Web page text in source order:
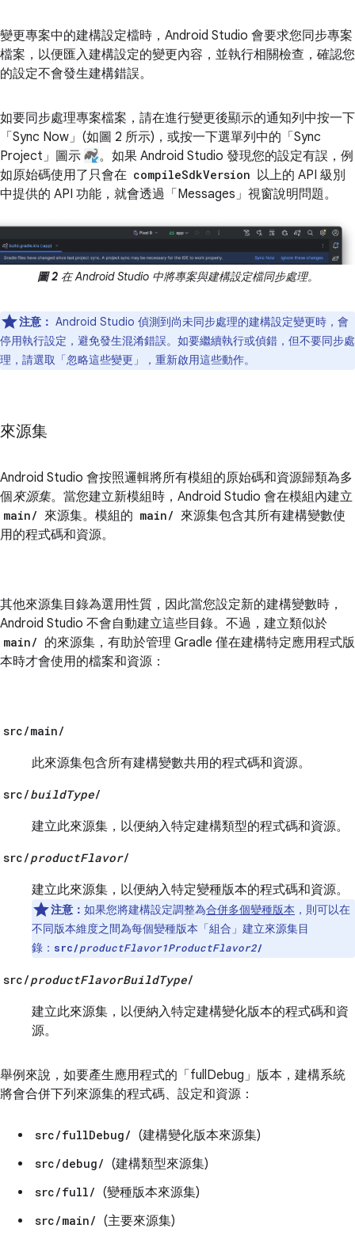
變更專案中的建構設定檔時，Android Studio 會要求您同步專案
檔案，以便匯入建構設定的變更內容，並執行相關檢查，確認您
的設定不會發生建構錯誤。
如要同步處理專案檔案，請在進行變更後顯示的通知列中按一下
「Sync Now」 (如圖 2 所示)，或按一下選單列中的「Sync
Project」 圖示
。如果 Android Studio 發現您的設定有誤，例
如原始碼使用了只會在 compileSdkVersion 以上的 API 級別
中提供的 API 功能，就會透過「Messages」 視窗說明問題。
圖 2在 Android Studio 中將專案與建構設定檔同步處理。
注意： Android Studio 偵測到尚未同步處理的建構設定變更時，會
停用執行設定，避免發生混淆錯誤。如要繼續執行或偵錯，但不要同步處
理，請選取「忽略這些變更」
，重新啟用這些動作。
來源集
Android Studio 會按照邏輯將所有模組的原始碼和資源歸類為多
個來源集。當您建立新模組時，Android Studio 會在模組內建立
main/ 來源集。模組的 main/ 來源集包含其所有建構變數使
用的程式碼和資源。
其他來源集目錄為選用性質，因此當您設定新的建構變數時，
Android Studio 不會自動建立這些目錄。不過，建立類似於
main/ 的來源集，有助於管理 Gradle 僅在建構特定應用程式版
本時才會使用的檔案和資源：
src/main/
此來源集包含所有建構變數共用的程式碼和資源。
src/buildType/
建立此來源集，以便納入特定建構類型的程式碼和資源。
src/productFlavor/
建立此來源集，以便納入特定變種版本的程式碼和資源。
注意： 如果您將建構設定調整為合併多個變種版本 ，則可以在
不同版本維度之間為每個變種版本「組合」 建立來源集目
錄： src/productFlavor1ProductFlavor2/
src/productFlavorBuildType/
建立此來源集，以便納入特定建構變化版本的程式碼和資
源。
舉例來說，如要產生應用程式的「fullDebug」版本，建構系統
將會合併下列來源集的程式碼、設定和資源：
src/fullDebug/ (建構變化版本來源集)
src/debug/ (建構類型來源集)
src/full/ (變種版本來源集)
src/main/ (主要來源集)